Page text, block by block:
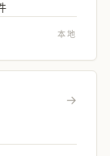
本地
→